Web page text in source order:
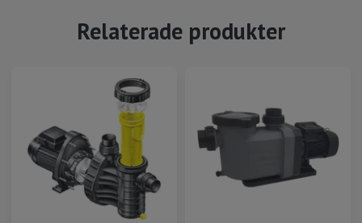
Relaterade produkter